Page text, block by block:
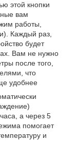
этой кнопки
вам
работы,
Каждый раз,
будет
Вам не нужно
после того,
что
удобнее
а через 5
помогает
и